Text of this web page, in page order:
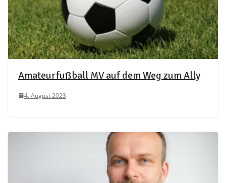
Amateurfußball MV auf dem Weg zum Ally
4. August 2023